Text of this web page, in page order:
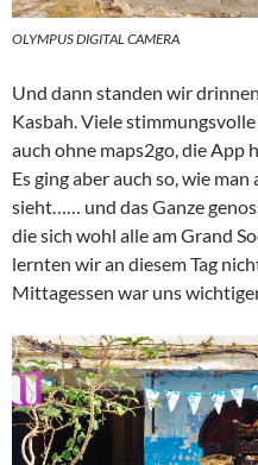
OLYMPUS DIGITAL CAMERA
Und dann standen wir
Kasbah. Viele
auch ohne maps2go, die App
Es ging aber auch so, wie
sieht…… und das Ganze
die sich wohl alle am Grand
lernten wir an diesem Tag
Mittagessen war uns